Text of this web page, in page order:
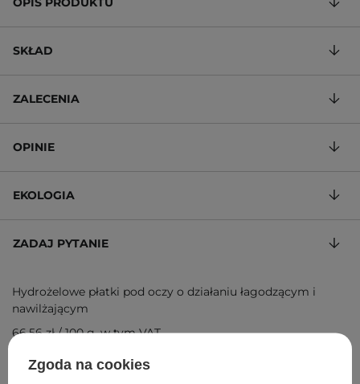
SKŁAD
ZALECENIA
OPINIE
EKOLOGIA
ZADAJ PYTANIE
Hydrożelowe płatki pod oczy o działaniu łagodzącym i
nawilżającym
66,56 zł/100 g, w tym VAT
ID towaru: 17417
Zgoda na cookies